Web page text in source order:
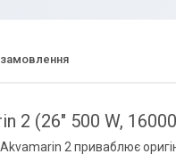
2 (26" 500 W,
2 приваблює